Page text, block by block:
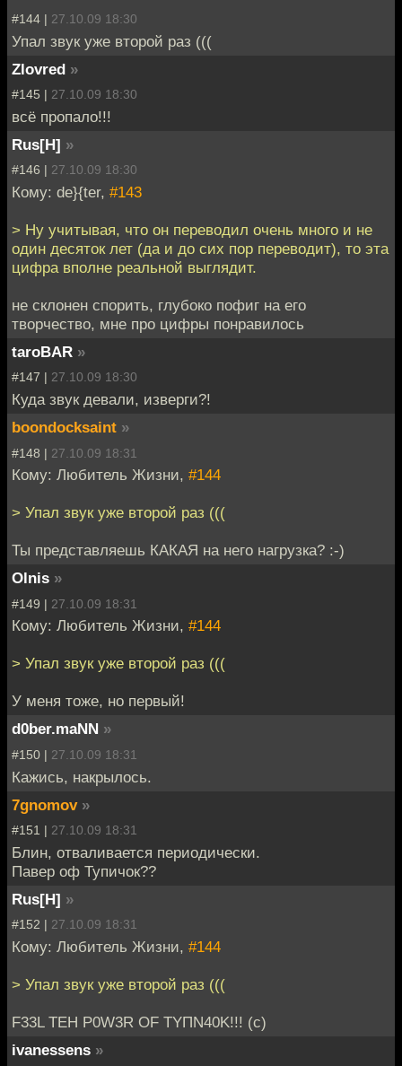
#144 | 27.10.09 18:30
Упал звук уже второй раз (((
Zlovred »
#145 | 27.10.09 18:30
всё пропало!!!
Rus[H] »
#146 | 27.10.09 18:30
Кому: de}{ter, #143
> Ну учитывая, что он переводил очень много и не
один десяток лет (да и до сих пор переводит), то эта
цифра вполне реальной выглядит.
не склонен спорить, глубоко пофиг на его
творчество, мне про цифры понравилось
taroBAR »
#147 | 27.10.09 18:30
Куда звук девали, изверги?!
boondocksaint »
#148 | 27.10.09 18:31
Кому: Любитель Жизни, #144
> Упал звук уже второй раз (((
Ты представляешь КАКАЯ на него нагрузка? :-)
Olnis »
#149 | 27.10.09 18:31
Кому: Любитель Жизни, #144
> Упал звук уже второй раз (((
У меня тоже, но первый!
d0ber.maNN »
#150 | 27.10.09 18:31
Кажись, накрылось.
7gnomov »
#151 | 27.10.09 18:31
Блин, отваливается периодически.
Павер оф Тупичок??
Rus[H] »
#152 | 27.10.09 18:31
Кому: Любитель Жизни, #144
> Упал звук уже второй раз (((
F33L TEH P0W3R OF TYПN40K!!! (c)
ivanessens »